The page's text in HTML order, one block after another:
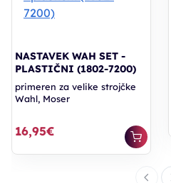
NASTAVEK WAH SET -
PLASTIČNI (1802-7200)
primeren za velike strojčke
Wahl, Moser
16,95€